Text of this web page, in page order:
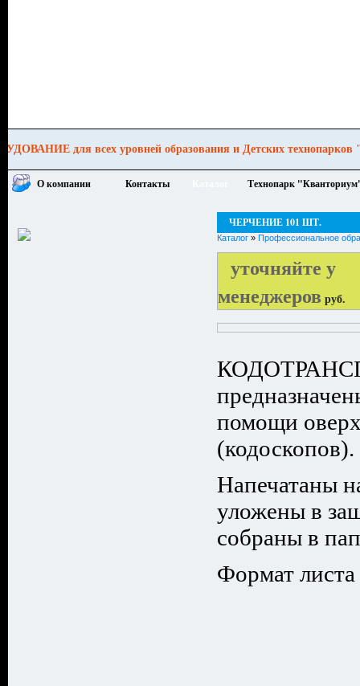
и Детских технопарков
О компании Контакты Технопарк
ЧЕРЧЕНИЕ 101 ШТ.
Каталог » Профессиональное
уточняйте у
менеджеров руб.
помощи
(кодоскопов).
Напечатаны
уложены в
собраны в
Формат